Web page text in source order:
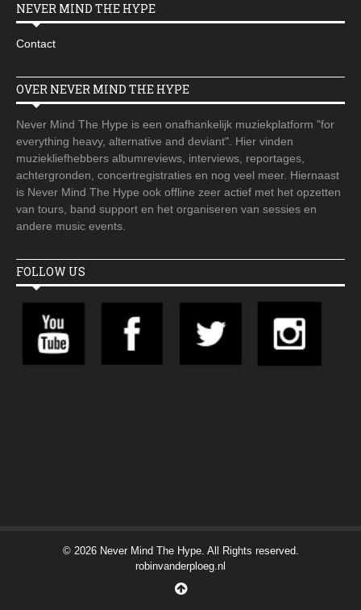
NEVER MIND THE HYPE
Contact
OVER NEVER MIND THE HYPE
Never Mind The Hype is een onafhankelijk muziekplatform "for
everything heavy, alternative and deviant". Hier vinden
muziekliefhebbers albumreviews, interviews, reportages,
achtergronden, concertregistraties en nog veel meer. Hiernaast
is Never Mind The Hype ook offline zeer actief met het opzetten
van tours, band support en het organiseren van sessies en
andere music events.
FOLLOW US
© 2026 Never Mind The Hype. All Rights reserved.
robinvanderploeg.nl